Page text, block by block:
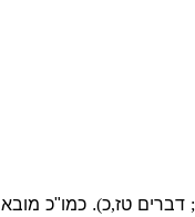
; דברים טז,כ)
. כמו"כ מובא